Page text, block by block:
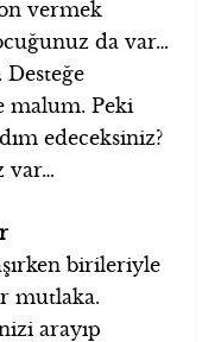
vermek
da var…
malum. Peki
edeceksiniz?
var…
birileriyle
mutlaka.
arayıp